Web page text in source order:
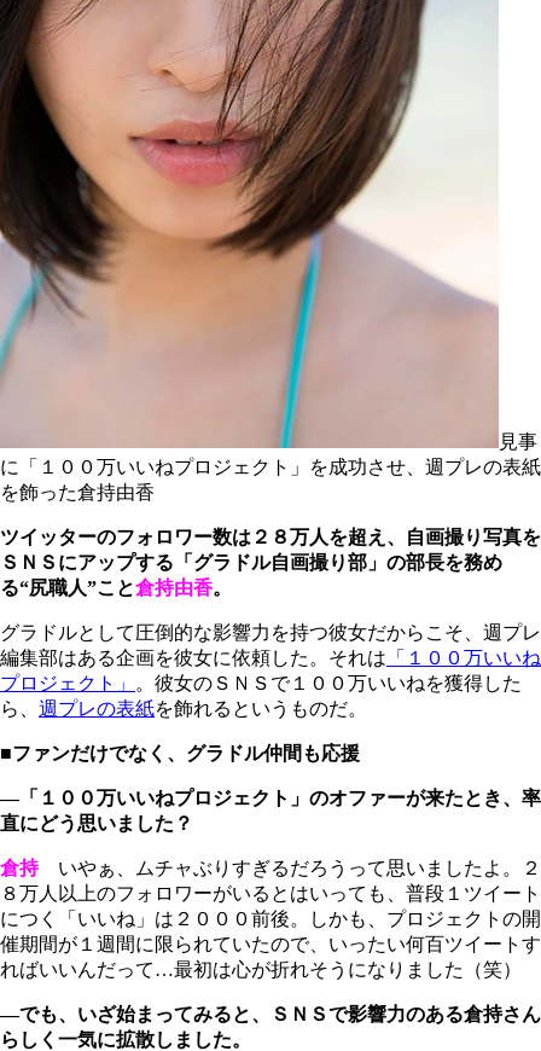
見事
に「１００万いいねプロジェクト」を成功させ、週プレの表紙
を飾った倉持由香
ツイッターのフォロワー数は２８万人を超え、自画撮り写真を
ＳＮＳにアップする「グラドル自画撮り部」の部長を務め
る“尻職人”こと倉持由香。
グラドルとして圧倒的な影響力を持つ彼女だからこそ、週プレ
編集部はある企画を彼女に依頼した。それは 「１００万いいね
プロジェクト」
。彼女のＳＮＳで１００万いいねを獲得した
ら、 週プレの表紙を飾れるというものだ。
■ファンだけでなく、グラドル仲間も応援
―「１００万いいねプロジェクト」のオファーが来たとき、率
直にどう思いました？
倉持いやぁ、ムチャぶりすぎるだろうって思いましたよ。２
８万人以上のフォロワーがいるとはいっても、普段１ツイート
につく「いいね」は２０００前後。しかも、プロジェクトの開
催期間が１週間に限られていたので、いったい何百ツイートす
ればいいんだって…最初は心が折れそうになりました（笑）
―でも、いざ始まってみると、ＳＮＳで影響力のある倉持さん
らしく一気に拡散しました。